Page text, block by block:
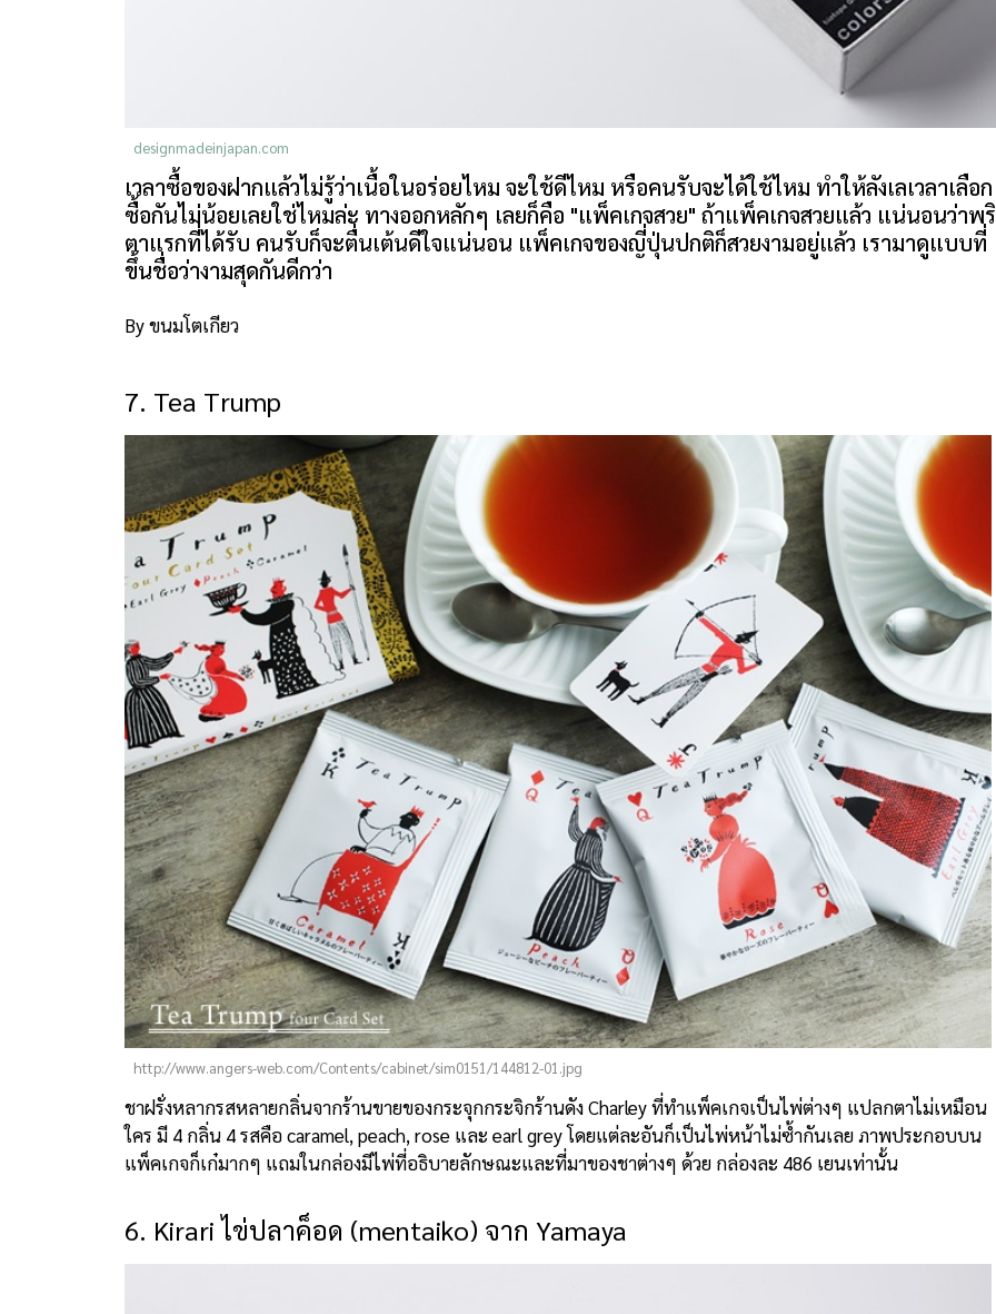
designmadeinjapan.com
เวลาซื้อของฝากแล้วไม่รู้ว่าเนื้อในอร่อยไหม จะใช้ดีไหม หรือคนรับจะได้ใช้ไหม ทำให้ลังเลเวลาเลือก
ซื้อกันไม่น้อยเลยใช่ไหมล่ะ ทางออกหลักๆ เลยก็คือ "แพ็คเกจสวย" ถ้าแพ็คเกจสวยแล้ว แน่นอนว่าพ
ตาแรกที่ได้รับ คนรับก็จะตื่นเต้นดีใจแน่นอน แพ็คเกจของญี่ปุ่นปกติก็สวยงามอยู่แล้ว เรามาดูแบบที่
ขึ้นชื่อว่างามสุดกันดีกว่า
By ขนมโตเกียว
7. Tea Trump
http://www.angers-web.com/Contents/cabinet/sim0151/144812-01.jpg
ชาฝรั่งหลากรสหลายกลิ่นจากร้านขายของกระจุกกระจิกร้านดัง Charley ที่ทำแพ็คเกจเป็นไพ่ต่างๆ แปลกตาไม่เหมือน
ใคร มี 4 กลิ่น 4 รสคือ caramel, peach, rose และ earl grey โดยแต่ละอันก็เป็นไพ่หน้าไม่ซ้ำกันเลย ภาพประกอบบน
แพ็คเกจก็เก๋มากๆ แถมในกล่องมีไพ่ที่อธิบายลักษณะและที่มาของชาต่างๆ ด้วย กล่องละ 486 เยนเท่านั้น
6. Kirari ไข่ปลาค็อด (mentaiko) จาก Yamaya